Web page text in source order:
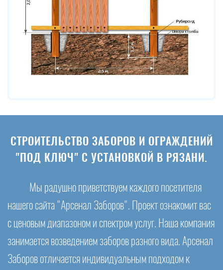
СТРОИТЕЛЬСТВО ЗАБОРОВ И ОГРАЖДЕНИЙ
"ПОД КЛЮЧ" С УСТАНОВКОЙ В РЯЗАНИ.
Мы радушно приветствуем каждого посетителя
нашего сайта "Арсенал Заборов". Проект ознакомит вас
с ценовым диапазоном и спектром услуг. Наша компания
занимается возведением заборов разного вида. Арсенал
Заборов отличается индивидуальным подходом к